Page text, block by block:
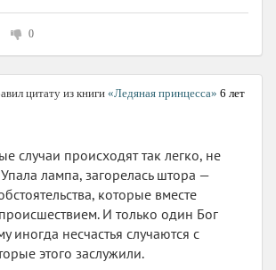
0
цитату из книги «Ледяная принцесса» 6 лет
случаи происходят так легко, не
лампа, загорелась штора —
которые вместе
И только один Бог
иногда несчастья случаются с
этого заслужили.